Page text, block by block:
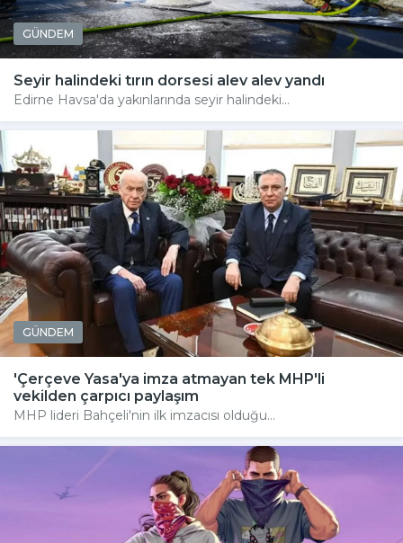
GÜNDEM
Seyir halindeki tırın dorsesi alev alev yandı
Edirne Havsa'da yakınlarında seyir halindeki...
GÜNDEM
'Çerçeve Yasa'ya imza atmayan tek MHP'li
vekilden çarpıcı paylaşım
MHP lideri Bahçeli'nin ilk imzacısı olduğu...